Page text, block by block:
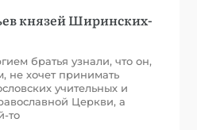
князей Ширинских-
братья узнали, что он,
не хочет принимать
учительных и
Церкви, а
то